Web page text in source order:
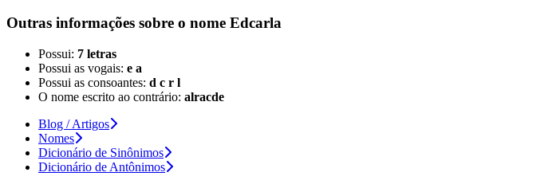
Outras informações sobre o nome Edcarla
Possui: 7 letras
Possui as vogais: e a
Possui as consoantes: d c r l
O nome escrito ao contrário: alracde
Blog / Artigos
Nomes
Dicionário de Sinônimos
Dicionário de Antônimos